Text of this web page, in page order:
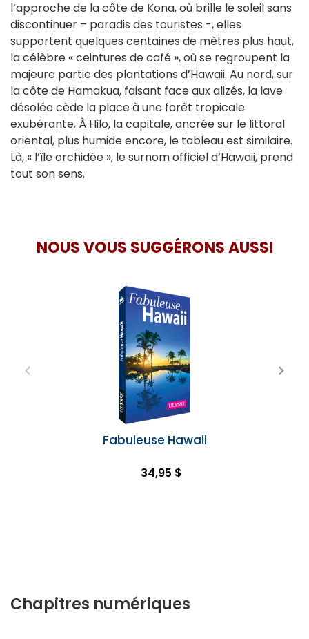
l’approche de la côte de Kona, où brille le soleil sans
discontinuer – paradis des touristes -, elles
supportent quelques centaines de mètres plus haut,
la célèbre « ceintures de café », où se regroupent la
majeure partie des plantations d’Hawaii. Au nord, sur
la côte de Hamakua, faisant face aux alizés, la lave
désolée cède la place à une forêt tropicale
exubérante. À Hilo, la capitale, ancrée sur le littoral
oriental, plus humide encore, le tableau est similaire.
Là, « l’île orchidée », le surnom officiel d’Hawaii, prend
tout son sens.
NOUS VOUS SUGGÉRONS AUSSI
Fabuleuse Hawaii
34,95 $
Chapitres numériques